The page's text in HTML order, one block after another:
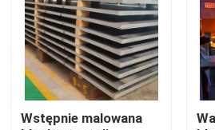
Wstępnie malowana